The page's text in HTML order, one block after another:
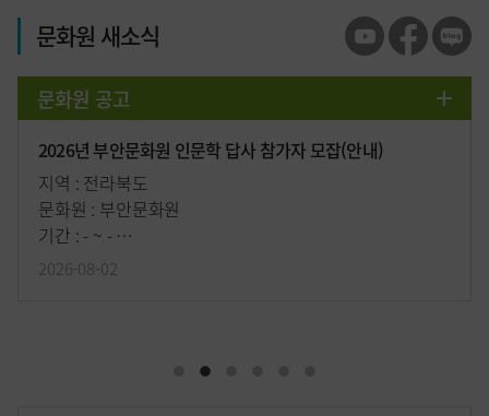
문화원 새소식
문화원 공고
제32회 충북학생국악경연대회 안내
지역 : 충청북도
문화원 : 충청북도문화원연합회
기간 : - ~ -
장소 : -
2026-08-02
2